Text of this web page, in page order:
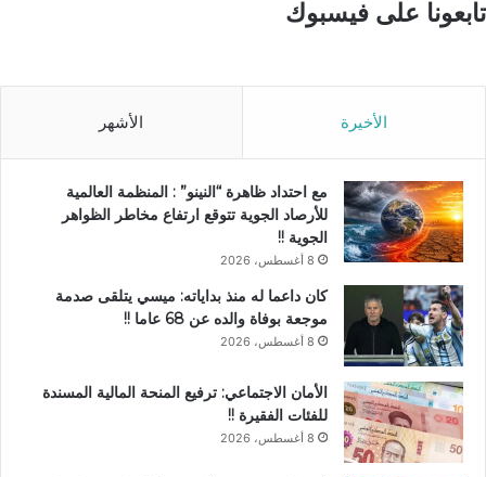
تابعونا على فيسبوك
الأخيرة الأشهر
مع احتداد ظاهرة “النينو” : المنظمة العالمية
للأرصاد الجوية تتوقع ارتفاع مخاطر الظواهر
الجوية !!
8 أغسطس، 2026
كان داعما له منذ بداياته: ميسي يتلقى صدمة
موجعة بوفاة والده عن 68 عاما !!
8 أغسطس، 2026
الأمان الاجتماعي: ترفيع المنحة المالية المسندة
للفئات الفقيرة !!
8 أغسطس، 2026